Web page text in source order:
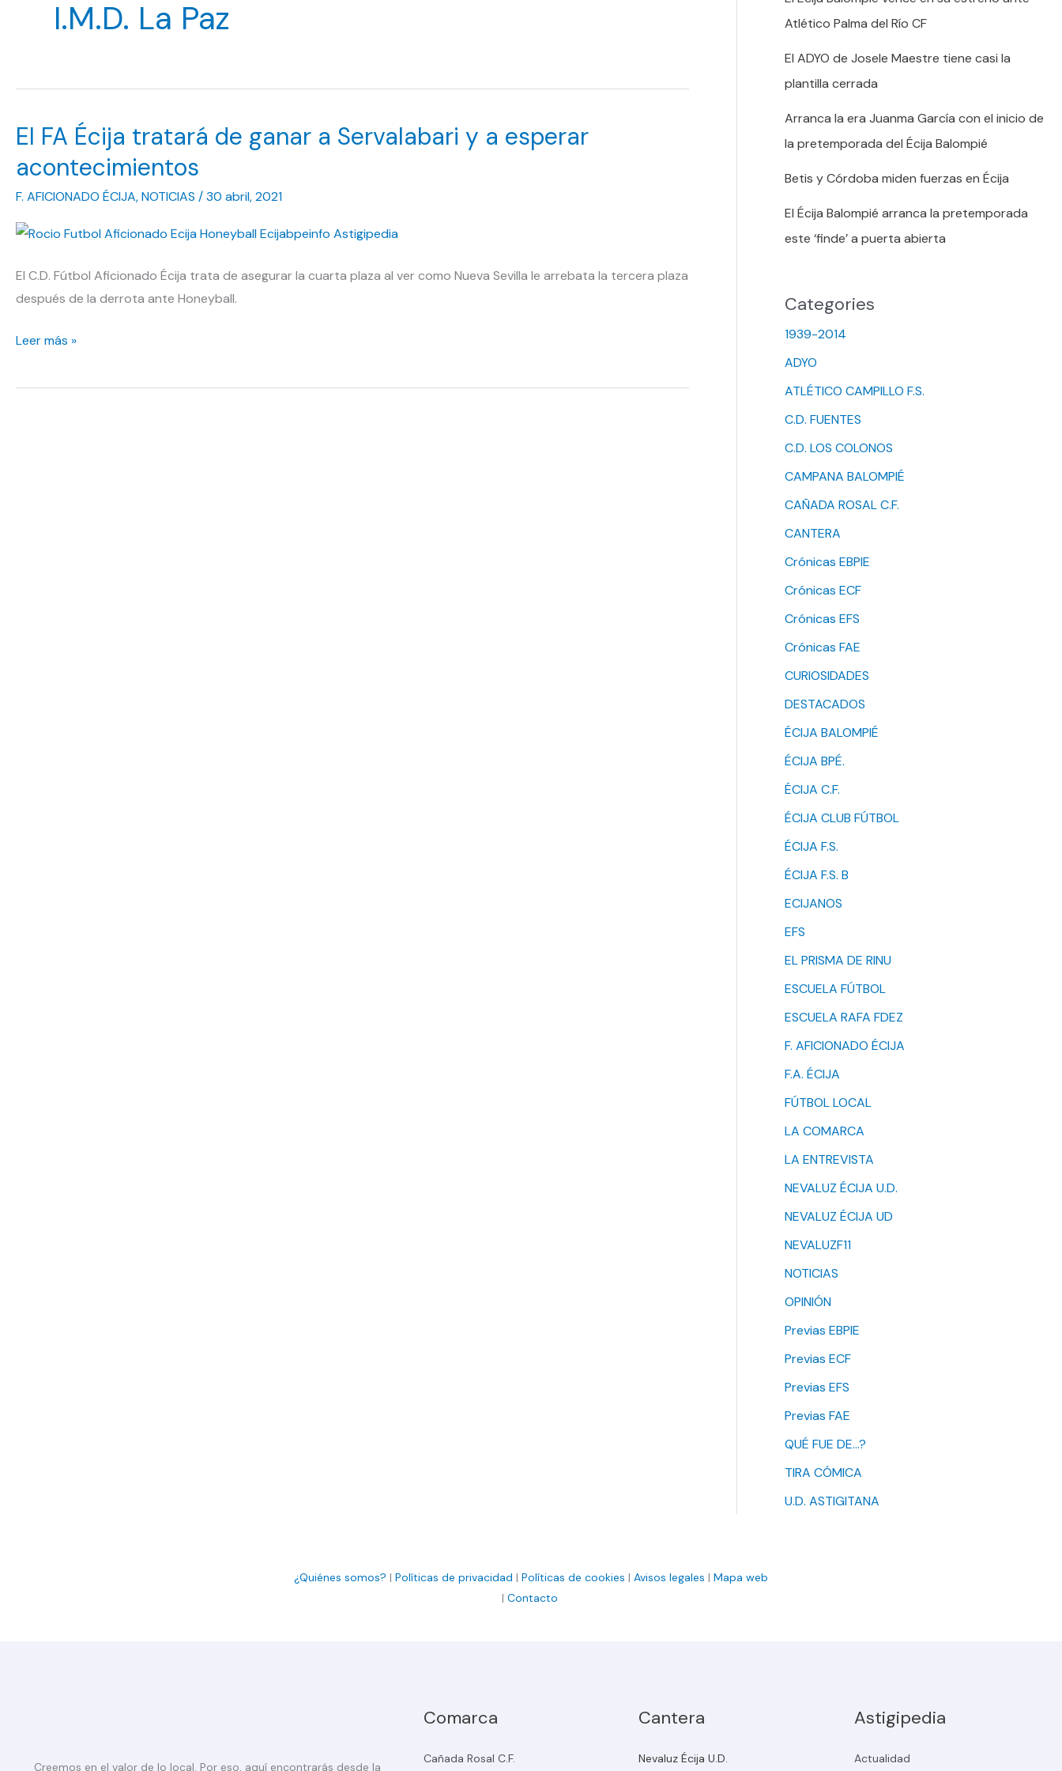
I.M.D. La Paz
El FA Écija tratará de ganar a Servalabari y a esperar
acontecimientos
F. AFICIONADO ÉCIJA,NOTICIAS /30 abril, 2021
El C.D. Fútbol Aficionado Écija trata de asegurar la cuarta plaza al ver como Nueva Sevilla le arrebata la tercera plaza
después de la derrota ante Honeyball.
El
Écija
Leer más »
Atlético Palma del Río CF
El ADYO de Josele Maestre tiene casi la
plantilla cerrada
Arranca la era Juanma García con el inicio de
la pretemporada del Écija Balompié
Betis y Córdoba miden fuerzas en Écija
El Écija Balompié arranca la pretemporada
este ‘finde’ a puerta abierta
Categories
1939-2014
ADYO
ATLÉTICO CAMPILLO F.S.
C.D. FUENTES
C.D. LOS COLONOS
CAMPANA BALOMPIÉ
CAÑADA ROSAL C.F.
CANTERA
Crónicas EBPIE
Crónicas ECF
Crónicas EFS
Crónicas FAE
CURIOSIDADES
DESTACADOS
ÉCIJA BALOMPIÉ
ÉCIJA BPÉ.
ÉCIJA C.F.
ÉCIJA CLUB FÚTBOL
ÉCIJA F.S.
ÉCIJA F.S. B
ECIJANOS
EFS
EL PRISMA DE RINU
ESCUELA FÚTBOL
ESCUELA RAFA FDEZ
F. AFICIONADO ÉCIJA
F.A. ÉCIJA
FÚTBOL LOCAL
LA COMARCA
LA ENTREVISTA
NEVALUZ ÉCIJA U.D.
NEVALUZ ÉCIJA UD
NEVALUZF11
NOTICIAS
OPINIÓN
Previas EBPIE
Previas ECF
Previas EFS
Previas FAE
QUÉ FUE DE…?
TIRA CÓMICA
U.D. ASTIGITANA
¿Quiénes somos? | Políticas de privacidad | Políticas de cookies | Avisos legales | Mapa web
| Contacto
Creemos en el valor de lo local. Por eso, aquí encontrarás desde la
Comarca
Cañada Rosal C.F.
Cantera
Nevaluz Écija U.D.
Astigipedia
Actualidad